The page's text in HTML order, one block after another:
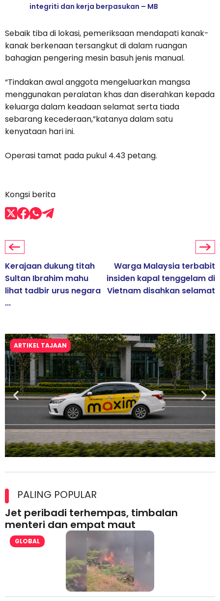
integriti dan kerja berpasukan – MB
Sebaik tiba di lokasi, pemeriksaan mendapati kanak-
kanak berkenaan tersangkut di dalam ruangan
bahagian pengering mesin basuh jenis manual.
“Tindakan awal anggota mengeluarkan mangsa
menggunakan peralatan khas dan diserahkan kepada
keluarga dalam keadaan selamat serta tiada
sebarang kecederaan,”katanya dalam satu
kenyataan hari ini.
Operasi tamat pada pukul 4.43 petang.
Kongsi berita
Kerajaan dukung titah
Sultan Ibrahim mahu
lihat tadbir urus negara
...
Warga Malaysia terbabit
insiden kapal tenggelam di
Vietnam disahkan selamat
ARTIKEL TAJAAN
lesen separuh pertama 2026
PALING POPULAR
Jet peribadi terhempas, timbalan
menteri dan empat maut
GLOBAL